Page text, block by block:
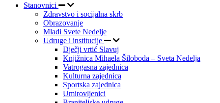
Stanovnici
Zdravstvo i socijalna skrb
Obrazovanje
Mladi Svete Nedelje
Udruge i institucije
Dječji vrtić Slavuj
Knjižnica Mihaela Šiloboda – Sveta Nedelja
Vatrogasna zajednica
Kulturna zajednica
Sportska zajednica
Umirovljenici